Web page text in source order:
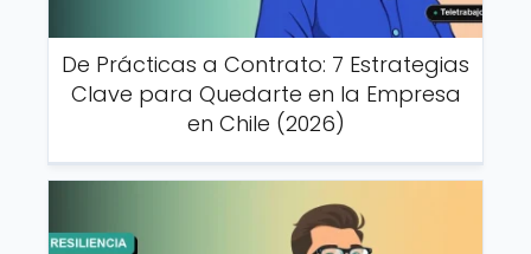
De Prácticas a Contrato: 7 Estrategias
Clave para Quedarte en la Empresa
en Chile (2026)